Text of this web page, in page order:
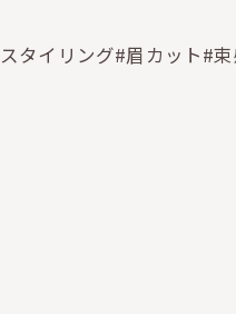
タイリング#眉カット#